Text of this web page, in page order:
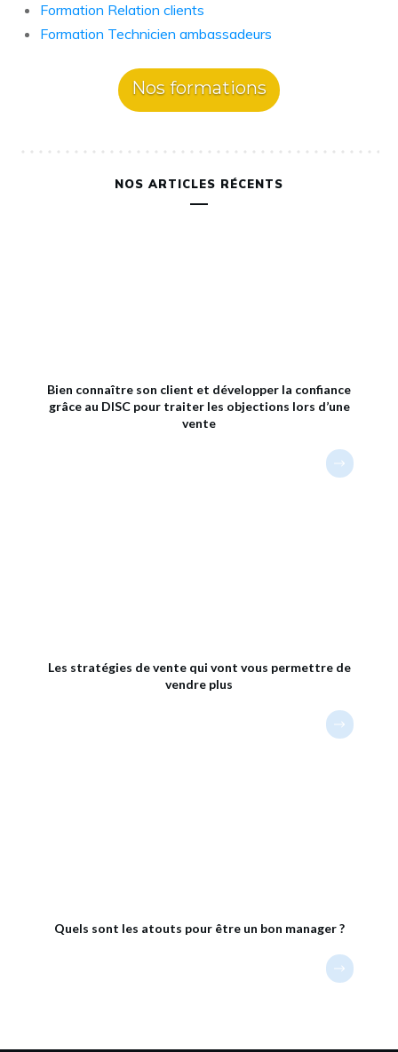
Formation Relation clients
Formation Technicien ambassadeurs
Nos formations
NOS ARTICLES RÉCENTS
Bien connaître son client et développer la confiance
grâce au DISC pour traiter les objections lors d’une
vente
Les stratégies de vente qui vont vous permettre de
vendre plus
Quels sont les atouts pour être un bon manager ?